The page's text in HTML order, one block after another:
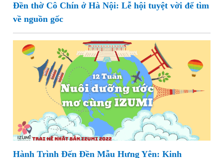
Đền thờ Cô Chín ở Hà Nội: Lễ hội tuyệt vời để tìm
về nguồn gốc
Hành Trình Đến Đền Mẫu Hưng Yên: Kinh